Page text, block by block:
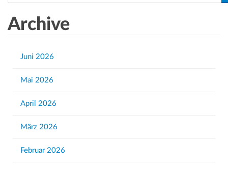
e
rArchive
Juni 2026
Mai 2026
April 2026
März 2026
Februar 2026